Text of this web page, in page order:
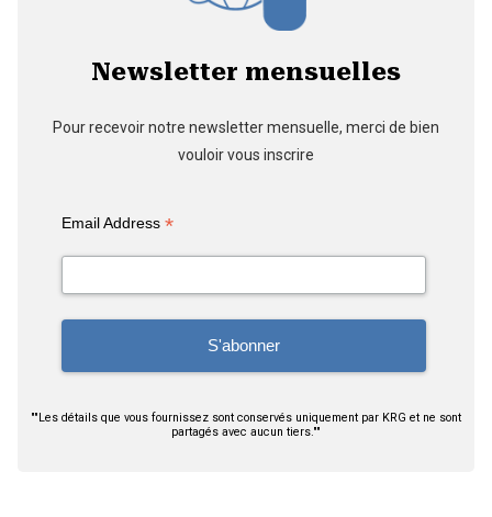
Newsletter mensuelles
Pour recevoir notre newsletter mensuelle, merci de bien
vouloir vous inscrire
Email Address*
""Les détails que vous fournissez sont conservés uniquement par KRG et ne sont
partagés avec aucun tiers.""